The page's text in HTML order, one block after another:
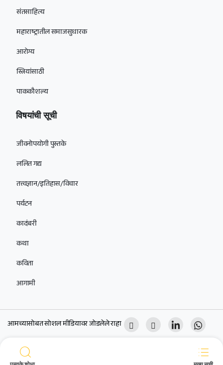
संतसाहित्य
महाराष्ट्रातील समाजसुधारक
आरोग्य
स्त्रियांसाठी
पाककौशल्य
विषयांची सूची
जीवनोपयोगी पुस्तके
ललित गद्य
तत्त्वज्ञान/इतिहास/विचार
पर्यटन
कादंबरी
कथा
कविता
आगामी
Copyright 2024 © Unmesh Prakashan. All right reserved. Powered
आमच्यासोबत सोशल मीडियावर जोडलेले राहा